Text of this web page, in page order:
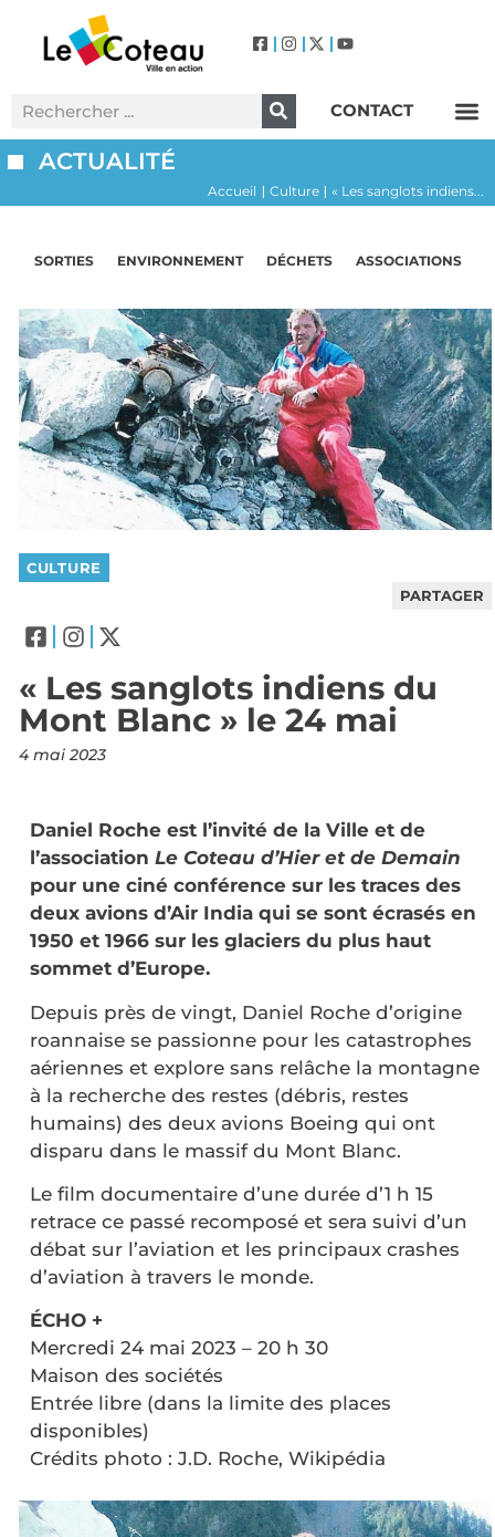
CONTACT
ACTUALITÉ
Accueil | Culture | « Les sanglots indiens...
SORTIES ENVIRONNEMENT DÉCHETS ASSOCIATIONS
CULTURE
PARTAGER
« Les sanglots indiens du
Mont Blanc » le 24 mai
4 mai 2023
Daniel Roche est l’invité de la Ville et de
l’association Le Coteau d’Hier et de Demain
pour une ciné conférence sur les traces des
deux avions d’Air India qui se sont écrasés en
1950 et 1966 sur les glaciers du plus haut
sommet d’Europe.
Depuis près de vingt, Daniel Roche d’origine
roannaise se passionne pour les catastrophes
aériennes et explore sans relâche la montagne
à la recherche des restes (débris, restes
humains) des deux avions Boeing qui ont
disparu dans le massif du Mont Blanc.
Le film documentaire d’une durée d’1 h 15
retrace ce passé recomposé et sera suivi d’un
débat sur l’aviation et les principaux crashes
d’aviation à travers le monde.
ÉCHO +
Mercredi 24 mai 2023 – 20 h 30
Maison des sociétés
Entrée libre (dans la limite des places
disponibles)
Crédits photo : J.D. Roche, Wikipédia